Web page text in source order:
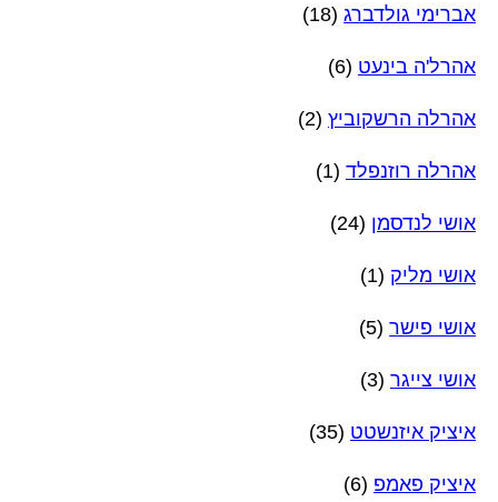
אברימי גולדברג (18)
אהרל'ה בינעט (6)
אהרלה הרשקוביץ (2)
אהרלה רוזנפלד (1)
אושי לנדסמן (24)
אושי מליק (1)
אושי פישר (5)
אושי צייגר (3)
איציק איזנשטט (35)
איציק פאמפ (6)